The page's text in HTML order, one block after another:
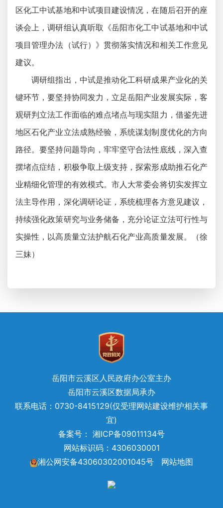
区化工中试基地和中试项目建设情况，在随后召开的座
谈会上，调研组认真听取《岳阳市化工中试基地和中试
项目管理办法（试行）》贯彻落实情况和相关工作意见
建议。
调研组指出，中试是推动化工科研成果产业化的关
键环节，要坚持协同发力，立足岳阳产业发展实际，客
观研判立法工作面临的难点堵点与现实阻力，借鉴先进
地区石化产业立法成熟经验，系统谋划制度优化的方向
路径。要坚持问题导向，牢牢坚守合法性底线，深入查
摆堵点症结，积极争取上级支持，探索形成助推石化产
业精细化管理的有效模式。市人大常委会将切实发挥立
法主导作用，深化调研论证，系统梳理各方意见建议，
持续强化政策研究与业务储备，充分论证立法可行性与
实操性，以高质量立法护航石化产业高质量发展。（徐
三妹）
岳阳市云溪区人民政府办公室主办
岳阳市云溪区数据局承办
联系电话：0730-8415129(仅受理网站建设维护相关事
宜)
备案号： 湘ICP备09011134号
网站标识码：4306030001
湘公网安备43060302001045号
网站地图